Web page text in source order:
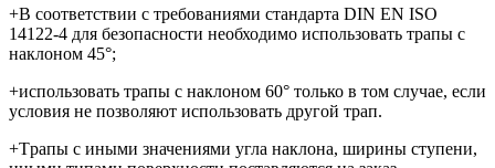
+В соответствии с требованиями стандарта DIN EN ISO
14122-4 для безопасности необходимо использовать трапы с
наклоном 45°;
+использовать трапы с наклоном 60° только в том случае, если
условия не позволяют использовать другой трап.
+Tрапы с иными значениями угла наклона, ширины ступени,